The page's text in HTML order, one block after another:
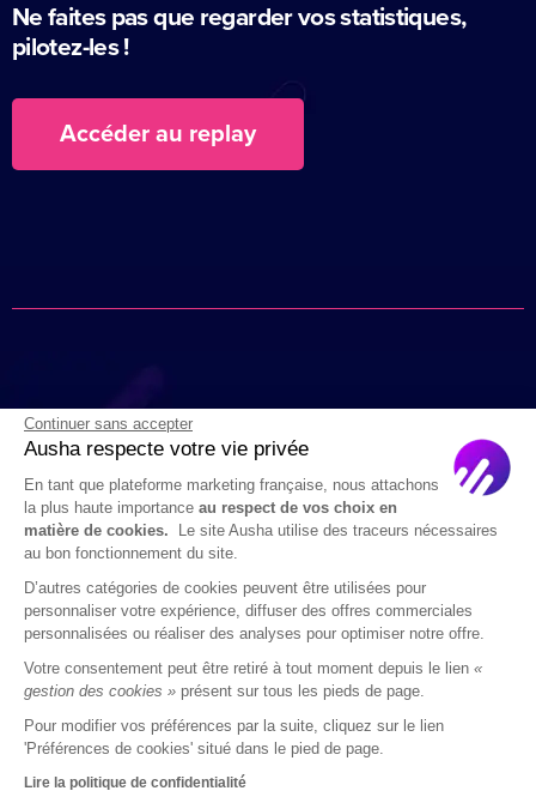
Ne faites pas que regarder vos statistiques,
pilotez-les !
Accéder au replay
Plus qu’un hébergeur, une seule et unique plateforme
avec tous les outils de diffusion, de communication et
d’analyse pour votre podcast.
Continuer sans accepter
Ausha respecte votre vie privée
En tant que plateforme marketing française, nous attachons
la plus haute importance au respect de vos choix en
matière de cookies.
Le site Ausha utilise des traceurs nécessaires
au bon fonctionnement du site.
D’autres catégories de cookies peuvent être utilisées pour
personnaliser votre expérience, diffuser des offres commerciales
personnalisées ou réaliser des analyses pour optimiser notre offre.
Votre consentement peut être retiré à tout moment depuis le lien «
gestion des cookies » présent sur tous les pieds de page.
Pour modifier vos préférences par la suite, cliquez sur le lien
'Préférences de cookies' situé dans le pied de page.
Lire la politique de confidentialité